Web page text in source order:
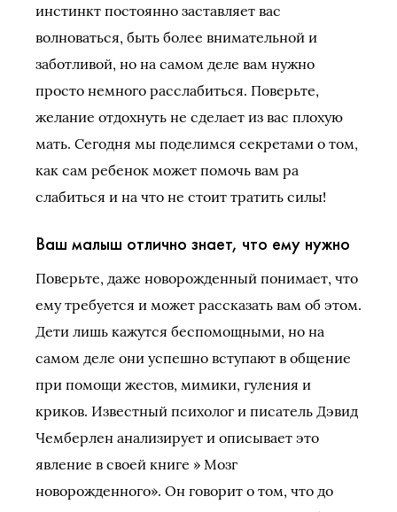
инстинкт постоянно заставляет вас
волноваться, быть более внимательной и
заботливой, но на самом деле вам нужно
просто немного расслабиться. Поверьте,
желание отдохнуть не сделает из вас плохую
мать. Сегодня мы поделимся секретами о том,
как сам ребенок может помочь вам ра
слабиться и на что не стоит тратить силы!
Ваш малыш отлично знает, что ему нужно
Поверьте, даже новорожденный понимает, что
ему требуется и может рассказать вам об этом.
Дети лишь кажутся беспомощными, но на
самом деле они успешно вступают в общение
при помощи жестов, мимики, гуления и
криков. Известный психолог и писатель Дэвид
Чемберлен анализирует и описывает это
явление в своей книге » Мозг
новорожденного». Он говорит о том, что до